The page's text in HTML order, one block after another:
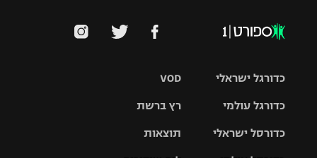
VOD
רץ ברשת
תוצאות
כדורגל ישראלי
כדורגל עולמי
האלופות
כדורסל ישראלי